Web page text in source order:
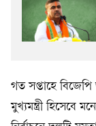
গত সপ্তাহে
মুখ্যমন্ত্রী হিসেবে